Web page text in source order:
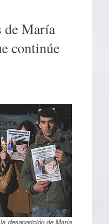
de María
continúe
desaparición de María